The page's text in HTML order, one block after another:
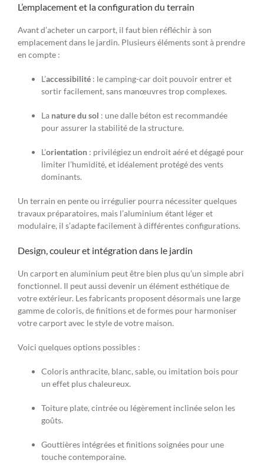
L’emplacement et la configuration du terrain
Avant d’acheter un carport, il faut bien réfléchir à son
emplacement dans le jardin. Plusieurs éléments sont à prendre
en compte :
L’accessibilité : le camping-car doit pouvoir entrer et
sortir facilement, sans manœuvres trop complexes.
La nature du sol : une dalle béton est recommandée
pour assurer la stabilité de la structure.
L’orientation : privilégiez un endroit aéré et dégagé pour
limiter l’humidité, et idéalement protégé des vents
dominants.
Un terrain en pente ou irrégulier pourra nécessiter quelques
travaux préparatoires, mais l’aluminium étant léger et
modulaire, il s’adapte facilement à différentes configurations.
Design, couleur et intégration dans le jardin
Un carport en aluminium peut être bien plus qu’un simple abri
fonctionnel. Il peut aussi devenir un élément esthétique de
votre extérieur. Les fabricants proposent désormais une large
gamme de coloris, de finitions et de formes pour harmoniser
votre carport avec le style de votre maison.
Voici quelques options possibles :
Coloris anthracite, blanc, sable, ou imitation bois pour
un effet plus chaleureux.
Toiture plate, cintrée ou légèrement inclinée selon les
goûts.
Gouttières intégrées et finitions soignées pour une
touche contemporaine.